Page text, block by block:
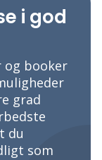
i god
og booker
grad
du
som